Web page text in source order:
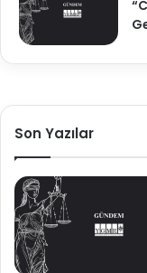
Son Yazılar